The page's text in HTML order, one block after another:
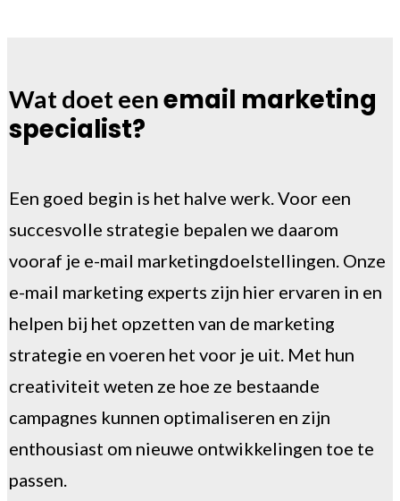
Wat doet eenemail marketing
specialist?
Een goed begin is het halve werk. Voor een
succesvolle strategie bepalen we daarom
vooraf je e-mail marketingdoelstellingen. Onze
e-mail marketing experts zijn hier ervaren in en
helpen bij het opzetten van de marketing
strategie en voeren het voor je uit. Met hun
creativiteit weten ze hoe ze bestaande
campagnes kunnen optimaliseren en zijn
enthousiast om nieuwe ontwikkelingen toe te
passen.